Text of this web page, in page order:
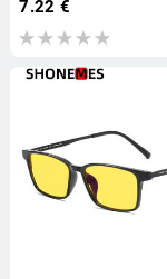
cyklistické farebné
7.22 €